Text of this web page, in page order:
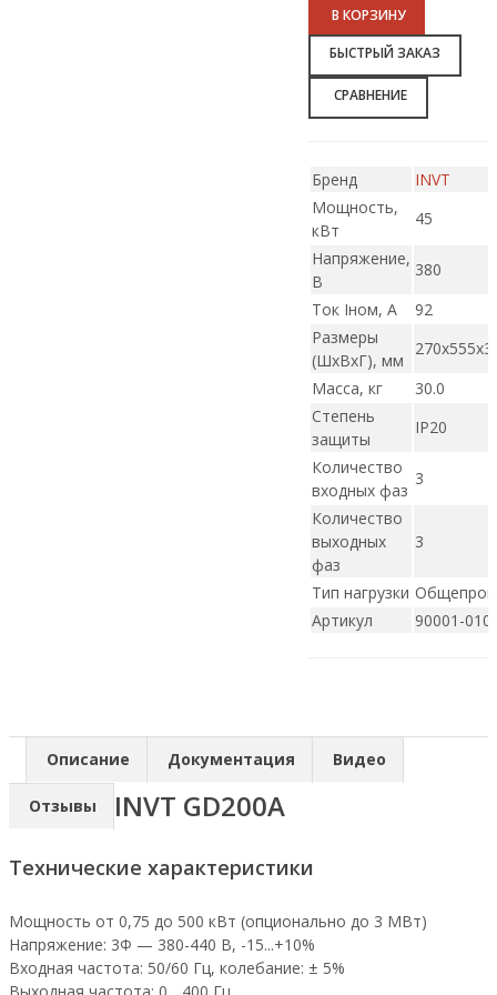
В КОРЗИНУ
БЫСТРЫЙ ЗАКАЗ
СРАВНЕНИЕ
Бренд
INVT
Мощность,
кВт
45
Напряжение,
В
380
Ток Iном, А
92
Размеры
(ШxВxГ), мм
Масса, кг
30.0
Степень
защиты
IP20
Количество
входных фаз
3
Количество
выходных
фаз
3
Тип нагрузки Общепром
Артикул
90001-
Описание Документация Видео
Отзывы INVT GD200А
Технические характеристики
Мощность от 0,75 до 500 кВт (опционально до 3 МВт)
Напряжение: 3Ф — 380-440 В, -15...+10%
Входная частота: 50/60 Гц, колебание: ± 5%